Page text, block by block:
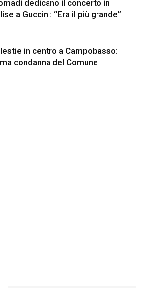
dedicano il concerto in
a Guccini: “Era il più grande”
in centro a Campobasso:
condanna del Comune